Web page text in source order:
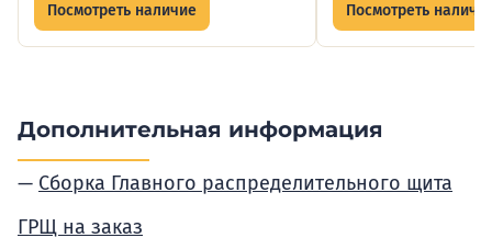
Посмотреть наличие Посмотреть
Дополнительная информация
Сборка Главного распределительного щита
ГРЩ на заказ